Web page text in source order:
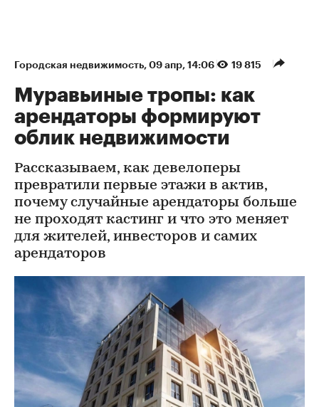
Городская недвижимость 09 апр, 14:06 19 815
Муравьиные тропы: как
арендаторы формируют
облик недвижимости
Рассказываем, как девелоперы
превратили первые этажи в актив,
почему случайные арендаторы больше
не проходят кастинг и что это меняет
для жителей, инвесторов и самих
арендаторов